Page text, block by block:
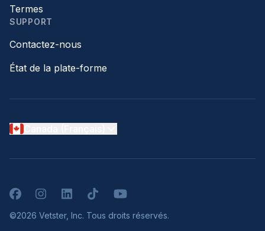
Termes
SUPPORT
Contactez-nous
État de la plate-forme
FacebookInstagramLinkedInTikTokYouTube
©2026 Vetster, Inc. Tous droits réservés.